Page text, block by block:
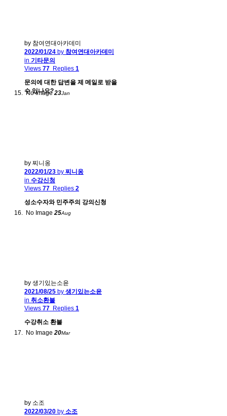
by 참여연대아카데미
2022/01/24 by 참여연대아카데미
in 기타문의
Views 77 Replies 1
문의에 대한 답변을 제 메일로 받을
수 있나요?
No Image 23Jan
by 찌니옹
2022/01/23 by 찌니옹
in 수강신청
Views 77 Replies 2
성소수자와 민주주의 강의신청
No Image 25Aug
by 생기있는소윤
2021/08/25 by 생기있는소윤
in 취소환불
Views 77 Replies 1
수강취소 환불
No Image 20Mar
by 소조
2022/03/20 by 소조